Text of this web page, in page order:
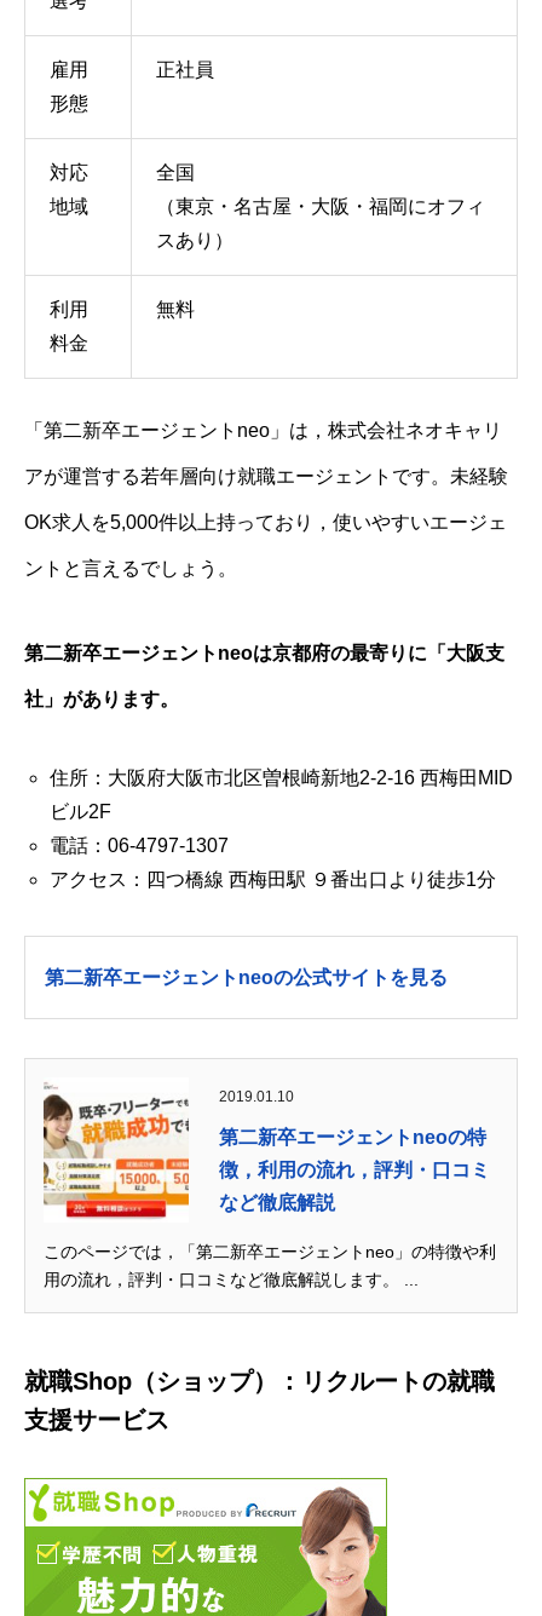
雇用
形態
正社員
対応
地域
全国
（東京・名古屋・大阪・福岡にオフィ
スあり）
利用
料金
無料
「第二新卒エージェントneo」は，株式会社ネオキャリ
アが運営する若年層向け就職エージェントです。未経験
OK求人を5,000件以上持っており，使いやすいエージェ
ントと言えるでしょう。
第二新卒エージェントneoは京都府の最寄りに「大阪支
社」があります。
住所：大阪府大阪市北区曽根崎新地2-2-16 西梅田MID
ビル2F
電話：06-4797-1307
アクセス：四つ橋線 西梅田駅 ９番出口より徒歩1分
第二新卒エージェントneoの公式サイトを見る
2019.01.10
第二新卒エージェントneoの特
徴，利用の流れ，評判・口コミ
など徹底解説
このページでは，「第二新卒エージェントneo」の特徴や利
用の流れ，評判・口コミなど徹底解説します。 ...
就職Shop（ショップ）：リクルートの就職
支援サービス